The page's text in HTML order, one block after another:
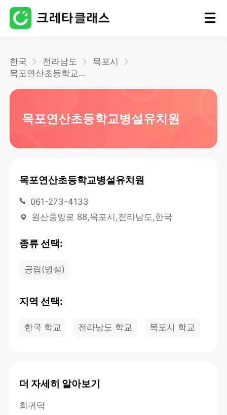
블로그
한국 전라남도
목포시
목포연산초등학교병설유치원
목포연산초등학교병설유치원
목포연산초등학교병설유치원
061-273-4133
원산중앙로 88,목포시,전라남도,한국
종류 선택:
공립(병설)
지역 선택:
한국 학교 전라남도 학교 목포시 학교
더 자세히 알아보기
최귀덕